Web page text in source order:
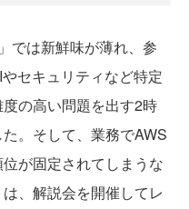
では新鮮味が薄れ、参
セキュリティなど特定
の高い問題を出す2時
。そして、業務でAWS
が固定されてしまうな
、解説会を開催してレ